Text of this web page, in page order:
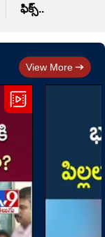
ఫిక్స్..
View More